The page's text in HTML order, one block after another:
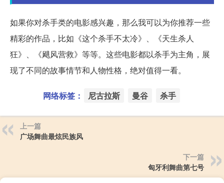
如果你对杀手类的电影感兴趣，那么我可以为你推荐一些
精彩的作品，比如《这个杀手不太冷》、《天生杀人
狂》、《飓风营救》等等。这些电影都以杀手为主角，展
现了不同的故事情节和人物性格，绝对值得一看。
网络标签： 尼古拉斯 曼谷 杀手
上一篇
广场舞曲最炫民族风
下一篇
匈牙利舞曲第七号